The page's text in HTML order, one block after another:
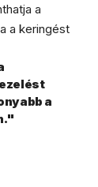
a
a keringést
a